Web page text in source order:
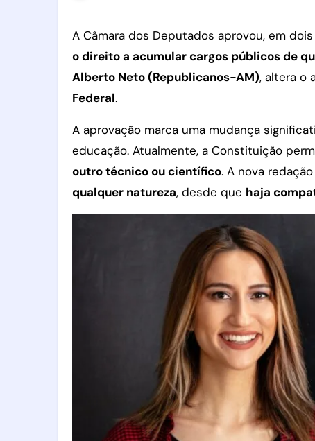
A Câmara dos Deputados aprovou, em
o direito a acumular cargos públicos de
Alberto Neto (Republicanos-AM), altera o
Federal.
A aprovação marca uma mudança
educação. Atualmente, a Constituição
outro técnico ou científico. A nova
qualquer natureza, desde que haja